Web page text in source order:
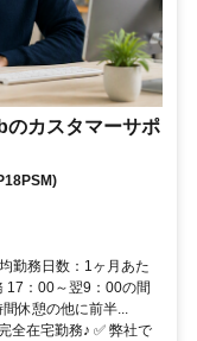
カスタマーサポ
勤務日数：1ヶ月あた
17：00～翌9：00の間
休憩の他に前半...
全在宅勤務♪ ✅ 弊社で